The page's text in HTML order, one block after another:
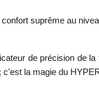
suprême au
de précision de
c'est la magie du